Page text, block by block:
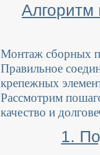
Алгоритм
Монтаж сборных
Правильное
крепежных
Рассмотрим
качество и
1.